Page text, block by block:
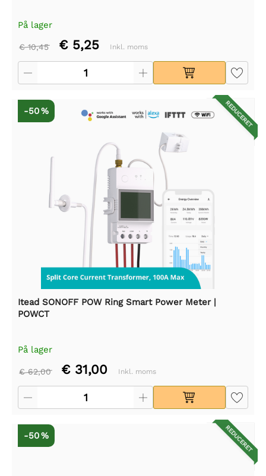
På lager
€ 10,45 € 5,25 Inkl. moms
REDUCERET
-50 %
Itead SONOFF POW Ring Smart Power Meter |
POWCT
På lager
€ 62,00 € 31,00 Inkl. moms
REDUCERET
-50 %